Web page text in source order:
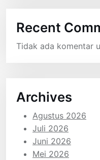
Recent
Tidak ada komentar
Archives
Agustus 2026
Juli 2026
Juni 2026
Mei 2026